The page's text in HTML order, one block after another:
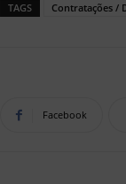
TAGS Contratações /
Facebook